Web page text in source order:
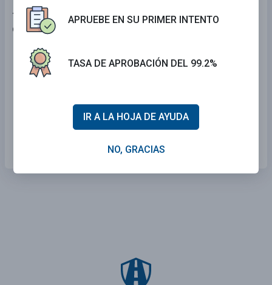
7 . Para reducir el efecto del resplandor de luces
delanteras durante la noche, usted debe mirar:
Recto.
Al centro del camino.
APRUEBE EN SU PRIMER INTENTO
TASA DE APROBACIÓN DEL 99.2%
IR A LA HOJA DE AYUDA
NO, GRACIAS